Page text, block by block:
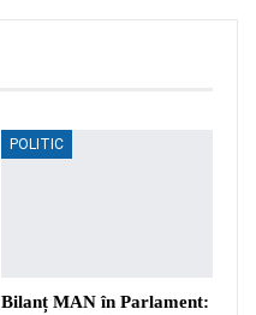
POLITIC
Bilanț MAN în Parlament: